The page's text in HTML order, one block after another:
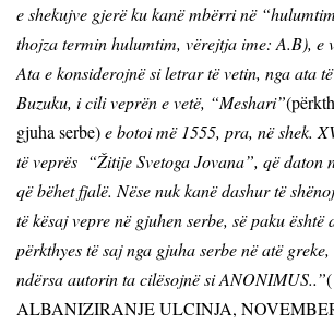
e shekujve gjerë ku kanë mbërri në
thojza termin hulumtim, vërejtja ime: A.B), e
Ata e konsiderojnë si letrar të vetin, nga ata
Buzuku, i cili veprën e vetë, “Meshari”
gjuha serbe)e botoi më 1555, pra, në shek.
të veprës “Žitije Svetoga Jovana”, që daton
që bëhet fjalë. Nëse nuk kanë dashur të
të kësaj vepre në gjuhen serbe, së paku është
përkthyes të saj nga gjuha serbe në atë
ndërsa autorin ta cilësojnë siANONIMUS..”
ALBANIZIRANJE ULCINJA,